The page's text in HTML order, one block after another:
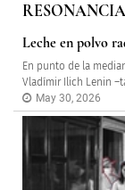
Leche en polvo
En punto de la
Vladímir Ilich Lenin
May 30, 2026